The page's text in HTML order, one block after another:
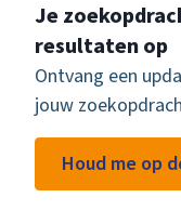
Je
resultaten op
Ontvang een
jouw
Houd me op